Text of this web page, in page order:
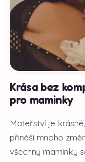
Krása bez
pro maminky
Mateřství je
přináší mnoho
všechny maminky